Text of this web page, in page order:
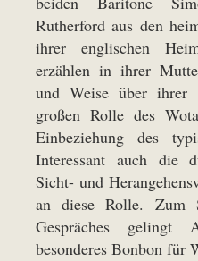
Rutherford aus den
ihrer englischen
erzählen in ihrer
und Weise über ihrer
großen Rolle des
Einbeziehung des
Interessant auch die
Sicht- und
an diese Rolle. Zum
Gespräches
besonderes Bonbon für